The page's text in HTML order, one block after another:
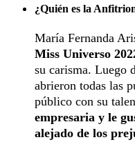
¿Quién es la
María Fernanda
Miss Universo
su carisma. Luego
abrieron todas las
público con su
empresaria y le
alejado de los